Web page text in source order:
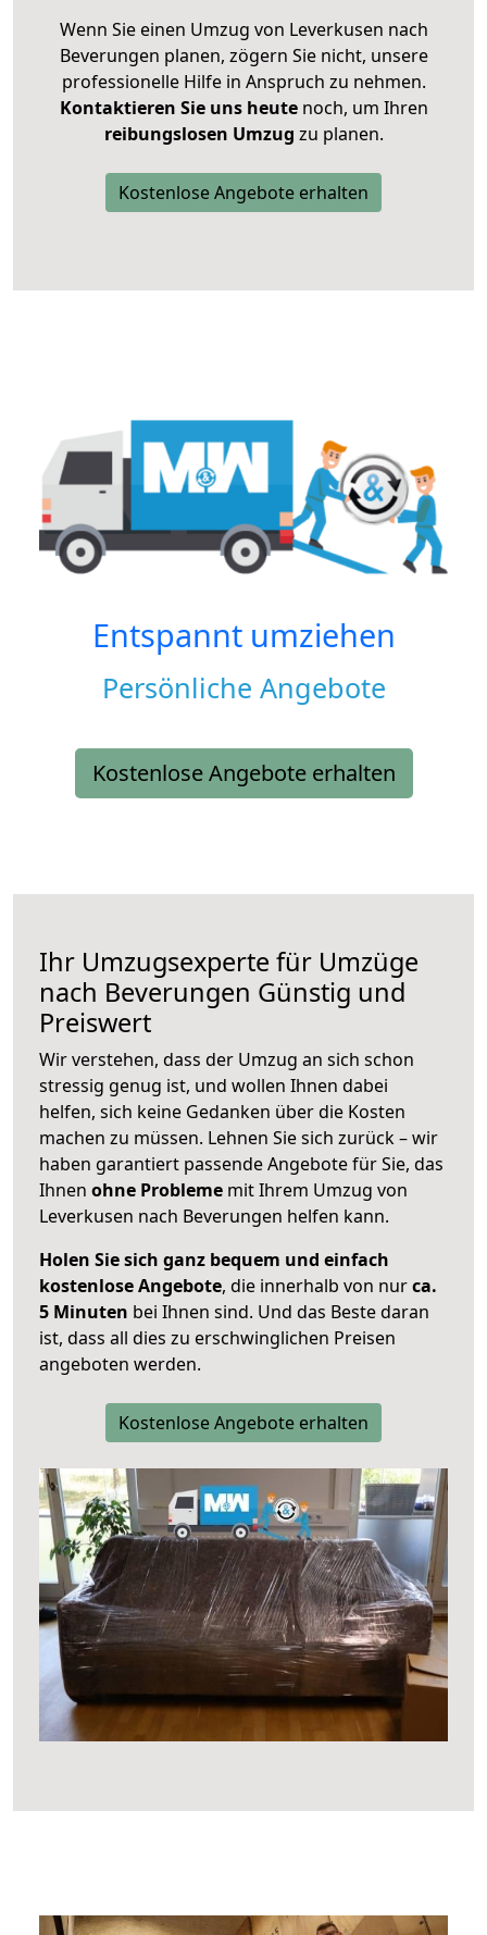
Wenn Sie einen Umzug von Leverkusen nach
Beverungen planen, zögern Sie nicht, unsere
professionelle Hilfe in Anspruch zu nehmen.
Kontaktieren Sie uns heutenoch, um Ihren
reibungslosen Umzug zu planen.
Kostenlose Angebote erhalten
Entspannt umziehen
Persönliche Angebote
Kostenlose Angebote erhalten
Ihr Umzugsexperte für Umzüge
nach Beverungen Günstig und
Preiswert
Wir verstehen, dass der Umzug an sich schon
stressig genug ist, und wollen Ihnen dabei
helfen, sich keine Gedanken über die Kosten
machen zu müssen. Lehnen Sie sich zurück – wir
haben garantiert passende Angebote für Sie, das
Ihnen ohne Probleme mit Ihrem Umzug von
Leverkusen nach Beverungen helfen kann.
Holen Sie sich ganz bequem und einfach
kostenlose Angebote, die innerhalb von nurca.
5 Minuten bei Ihnen sind. Und das Beste daran
ist, dass all dies zu erschwinglichen Preisen
angeboten werden.
Kostenlose Angebote erhalten